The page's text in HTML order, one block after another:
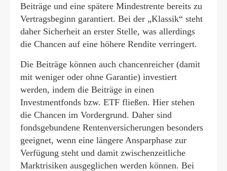
Beiträge und eine spätere Mindestrente bereits zu
Vertragsbeginn garantiert. Bei der „Klassik“ steht
daher Sicherheit an erster Stelle, was allerdings
die Chancen auf eine höhere Rendite verringert.
Die Beiträge können auch chancenreicher (damit
mit weniger oder ohne Garantie) investiert
werden, indem die Beiträge in einen
Investmentfonds bzw. ETF fließen. Hier stehen
die Chancen im Vordergrund. Daher sind
fondsgebundene Rentenversicherungen besonders
geeignet, wenn eine längere Ansparphase zur
Verfügung steht und damit zwischenzeitliche
Marktrisiken ausgeglichen werden können. Bei